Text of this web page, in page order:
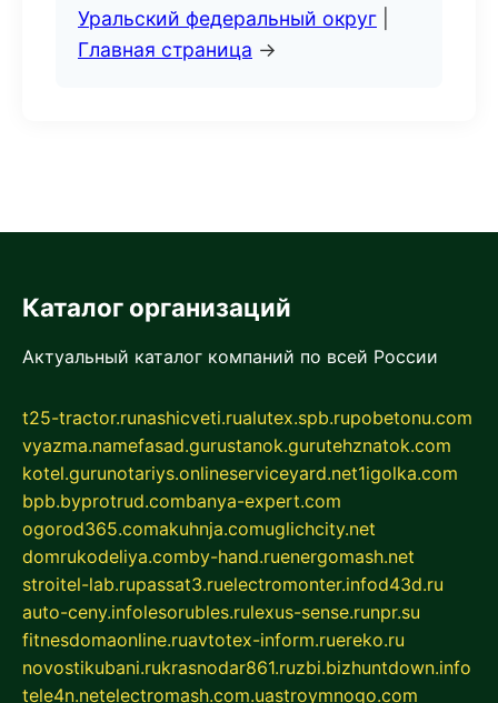
Уральский федеральный округ
Главная страница →
Каталог организаций
Актуальный каталог компаний по всей России
t25-tractor.runashicveti.rualutex.spb.rupobetonu.com
vyazma.namefasad.gurustanok.gurutehznatok.com
kotel.gurunotariys.onlineserviceyard.net1igolka.com
bpb.byprotrud.combanya-expert.com
ogorod365.comakuhnja.comuglichcity.net
domrukodeliya.comby-hand.ruenergomash.net
stroitel-lab.rupassat3.ruelectromonter.infod43d.ru
auto-ceny.infolesorubles.rulexus-sense.runpr.su
fitnesdomaonline.ruavtotex-inform.ruereko.ru
novostikubani.rukrasnodar861.ruzbi.bizhuntdown.info
tele4n.netelectromash.com.uastroymnogo.com